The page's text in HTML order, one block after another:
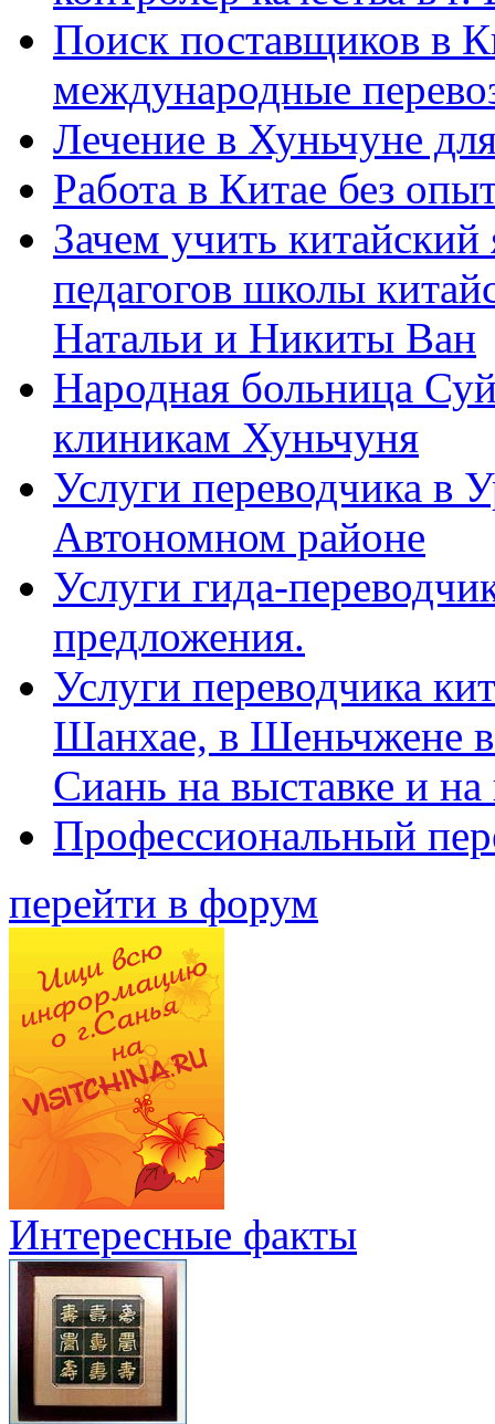
Поиск поставщиков в
международные
Лечение в Хуньчуне
Работа в Китае без
Зачем учить
педагогов школы
Натальи и Никиты Ван
Народная больница
клиникам Хуньчуня
Услуги переводчика в
Автономном районе
Услуги гида-
предложения.
Услуги переводчика
Шанхае, в Шеньчжене
Сиань на выставке и
Профессиональный
перейти в форум
Интересные факты